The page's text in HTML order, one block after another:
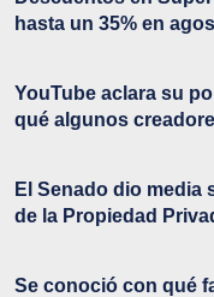
hasta un 35% en
YouTube aclara su
qué algunos
El Senado dio media
de la Propiedad
Se conoció con qué